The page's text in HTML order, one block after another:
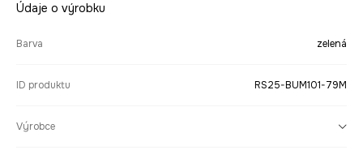
Údaje o výrobku
Barva zelená
ID produktu RS25-BUM101-79M
Výrobce